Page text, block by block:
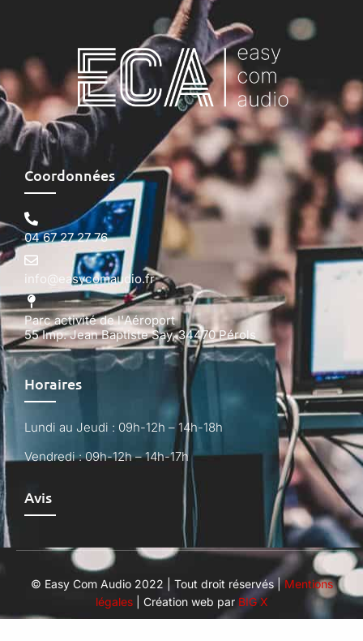
Coordonnées
04 67 27 27 76
info@easycomaudio.fr
Parc activité de l'Aéroport
55 Imp. Jean Baptiste Say, 34470 Pérols
Horaires
Lundi au Jeudi : 09h-12h – 14h-18h
Vendredi : 09h-12h – 14h-17h
Avis
© Easy Com Audio 2022 | Tout droit réservés |
Mentions
légales| Création web parBIG X